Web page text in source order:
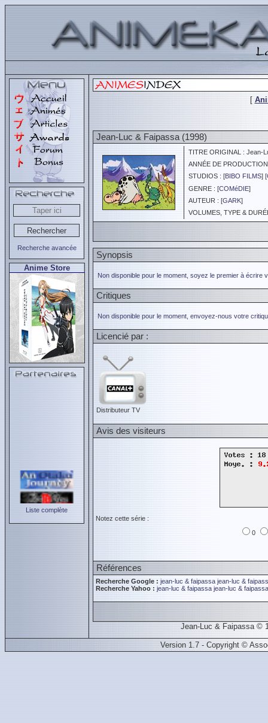
Recherche avancée
Anime Store
Liste complète
[
Jean-Luc & Faipassa (1998)
TITRE ORIGINAL : Jean-
ANNÉE DE
STUDIOS : [BIBO FILMS] [
GENRE : [COMéDIE]
AUTEUR : [GARK]
VOLUMES, TYPE &
Synopsis
Non disponible pour le moment, soyez le premier à écrire
Critiques
Non disponible pour le moment, envoyez-nous votre
Licencié par :
Distributeur TV
Avis des visiteurs
Notez cette série :
0
Références
Recherche Google : jean-luc & faipassa jean-luc &
Recherche Yahoo : jean-luc & faipassa jean-luc & faipassa
Jean-Luc & Faipassa ©
Version 1.7 - Copyright ©